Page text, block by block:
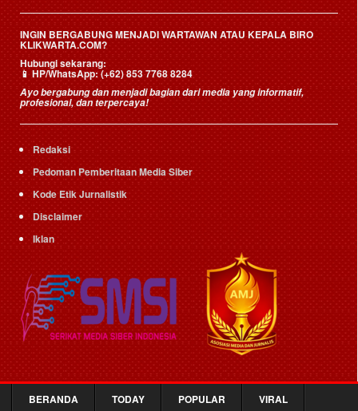
INGIN BERGABUNG MENJADI WARTAWAN ATAU KEPALA BIRO
KLIKWARTA.COM?
Hubungi sekarang:
📱HP/WhatsApp:(+62) 853 7768 8284
Ayo bergabung dan menjadi bagian dari media yang informatif,
profesional, dan terpercaya!
Redaksi
Pedoman Pemberitaan Media Siber
Kode Etik Jurnalistik
Disclaimer
Iklan
BERANDA TODAY POPULAR VIRAL